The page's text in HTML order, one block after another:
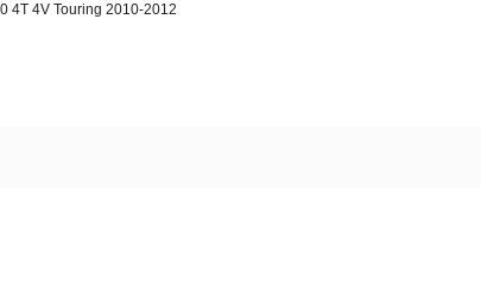
4T 4V Touring 2010-2012